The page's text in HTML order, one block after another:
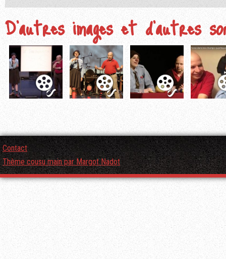
D'autres images et d'autres
Contact
Thème cousu main par Margot Nadot